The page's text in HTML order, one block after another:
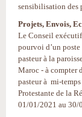
sensibilisation des
Projets, Envois,
Le Conseil
pourvoi d’un poste
pasteur à la
Maroc - à compter
pasteur à mi-temps
Protestante de la
01/01/2021 au 30/